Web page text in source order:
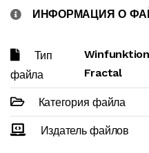
ИНФОРМАЦИЯ О
Тип
файла
Fractal
Категория файла
Издатель файлов